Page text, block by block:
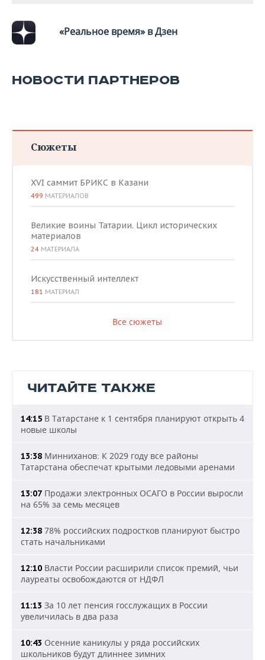
«Реальное время» в Дзен
НОВОСТИ ПАРТНЕРОВ
Сюжеты
XVI саммит БРИКС в Казани
499 МАТЕРИАЛОВ
Великие воины Татарии. Цикл исторических
материалов
24 МАТЕРИАЛА
Искусственный интеллект
181 МАТЕРИАЛ
Все сюжеты
ЧИТАЙТЕ ТАКЖЕ
14:15 В Татарстане к 1 сентября планируют открыть 4
новые школы
13:38 Минниханов: К 2029 году все районы
Татарстана обеспечат крытыми ледовыми аренами
13:07 Продажи электронных ОСАГО в России выросли
на 65% за семь месяцев
12:38 78% российских подростков планируют быстро
стать начальниками
12:10 Власти России расширили список премий, чьи
лауреаты освобождаются от НДФЛ
11:13 За 10 лет пенсия госслужащих в России
увеличилась в два раза
10:43 Осенние каникулы у ряда российских
школьников будут длиннее зимних